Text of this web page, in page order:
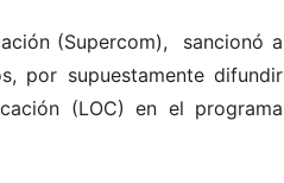
(Supercom), sancionó a
por supuestamente difundir
(LOC) en el programa